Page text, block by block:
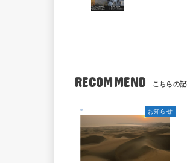
RECOMMEND
お知らせ